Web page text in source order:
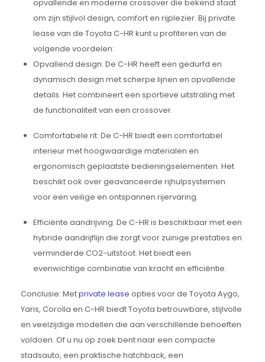
opvallende en moderne crossover die bekend staat
om zijn stijlvol design, comfort en rijplezier. Bij private
lease van de Toyota C-HR kunt u profiteren van de
volgende voordelen:
Opvallend design: De C-HR heeft een gedurfd en
dynamisch design met scherpe lijnen en opvallende
details. Het combineert een sportieve uitstraling met
de functionaliteit van een crossover.
Comfortabele rit: De C-HR biedt een comfortabel
interieur met hoogwaardige materialen en
ergonomisch geplaatste bedieningselementen. Het
beschikt ook over geavanceerde rijhulpsystemen
voor een veilige en ontspannen rijervaring.
Efficiënte aandrijving: De C-HR is beschikbaar met een
hybride aandrijflijn die zorgt voor zuinige prestaties en
verminderde CO2-uitstoot. Het biedt een
evenwichtige combinatie van kracht en efficiëntie.
Conclusie: Metprivate lease opties voor de Toyota Aygo,
Yaris, Corolla en C-HR biedt Toyota betrouwbare, stijlvolle
en veelzijdige modellen die aan verschillende behoeften
voldoen. Of u nu op zoek bent naar een compacte
stadsauto, een praktische hatchback, een